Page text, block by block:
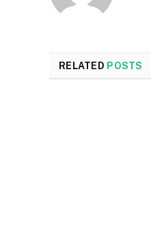
RELATED POSTS